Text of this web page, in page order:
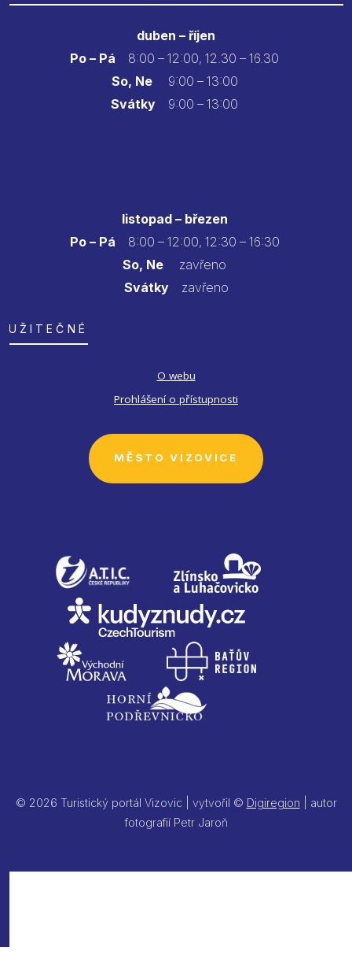
duben – říjen
Po – Pá
8:00 – 12:00, 12.30 – 16.30
So, Ne9:00 – 13:00
Svátky 9:00 – 13:00
listopad – březen
Po – Pá 8:00 – 12:00, 12:30 – 16:30
So, Ne zavřeno
Svátkyzavřeno
UŽITEČNÉ
O webu
Prohlášení o přístupnosti
MĚSTO VIZOVICE
© 2026 Turistický portál Vizovic | vytvořil © Digiregion | autor
fotografií Petr Jaroň